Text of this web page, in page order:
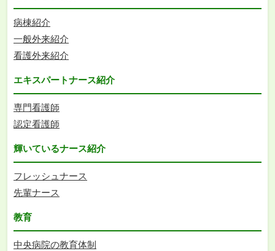
病棟紹介
一般外来紹介
看護外来紹介
エキスパートナース紹介
専門看護師
認定看護師
輝いているナース紹介
フレッシュナース
先輩ナース
教育
中央病院の教育体制